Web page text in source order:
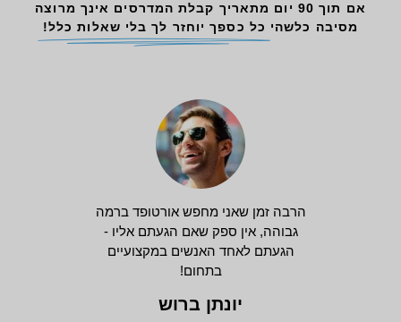
אם תוך 90 יום מתאריך קבלת המדרסים אינך מרוצה
מסיבה כלשהי כל כספך יוחזר לך בלי שאלות כלל!
הרבה זמן שאני מחפש אורטופד ברמה
גבוהה, אין ספק שאם הגעתם אליו -
הגעתם לאחד האנשים במקצועיים
בתחום!
יונתן ברוש